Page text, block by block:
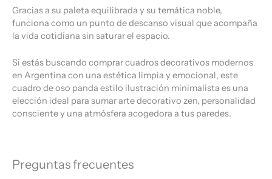
Gracias a su paleta equilibrada y su temática noble,
funciona como un punto de descanso visual que acompaña
la vida cotidiana sin saturar el espacio.
Si estás buscando comprar cuadros decorativos modernos
en Argentina con una estética limpia y emocional, este
cuadro de oso panda estilo ilustración minimalista es una
elección ideal para sumar arte decorativo zen, personalidad
consciente y una atmósfera acogedora a tus paredes.
Preguntas frecuentes